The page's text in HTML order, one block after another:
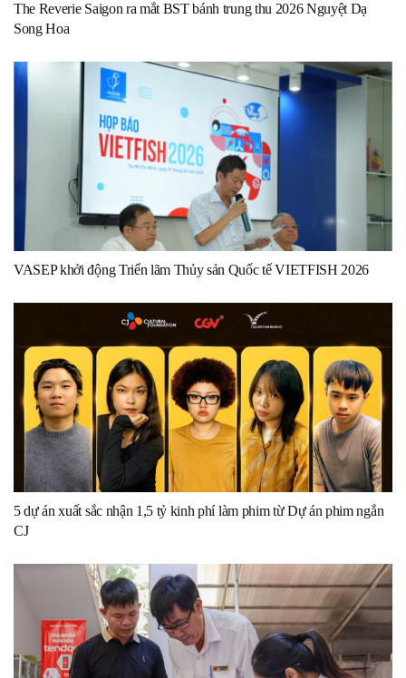
The Reverie Saigon ra mắt BST bánh trung thu 2026 Nguyệt Dạ
Song Hoa
VASEP khởi động Triển lãm Thủy sản Quốc tế VIETFISH 2026
5 dự án xuất sắc nhận 1,5 tỷ kinh phí làm phim từ Dự án phim ngắn
CJ